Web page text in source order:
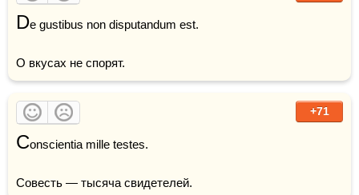
De gustibus non disputandum est.
О вкусах не спорят.
+71
Conscientia mille testes.
Совесть — тысяча свидетелей.